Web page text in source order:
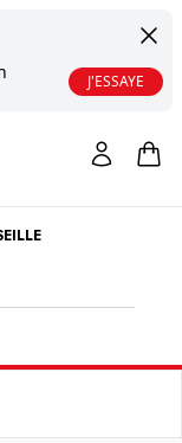
J'ESSAYE